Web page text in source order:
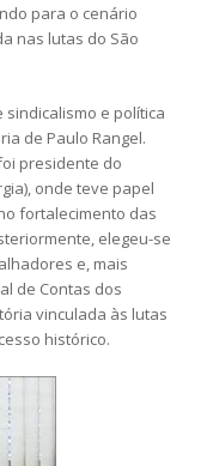
para o cenário
nas lutas do São
e política
de Paulo Rangel.
presidente do
onde teve papel
fortalecimento das
elegeu-se
e, mais
de Contas dos
vinculada às lutas
histórico.